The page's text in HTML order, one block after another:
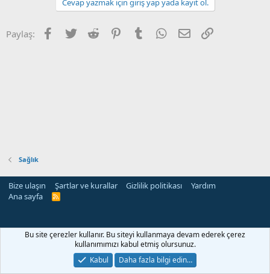
Paylaş: Facebook
Twitter Reddit PinterestTumblr WhatsApp
E-posta
Sağlık
Bize ulaşın Şartlar ve kurallar Gizlilik politikası
Yardım
Ana sayfa
R
siteleri
Bu site çerezler kullanır. Bu siteyi kullanmaya devam ederek çerez
kullanımımızı kabul etmiş olursunuz.
Kabul
Daha fazla bilgi edin…